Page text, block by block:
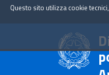
Questo sito utilizza cookie